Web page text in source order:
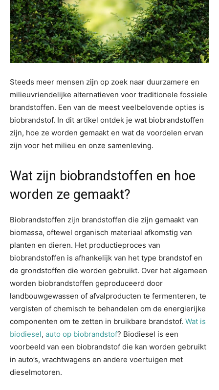
Steeds meer mensen zijn op zoek naar duurzamere en
milieuvriendelijke alternatieven voor traditionele fossiele
brandstoffen. Een van de meest veelbelovende opties is
biobrandstof. In dit artikel ontdek je wat biobrandstoffen
zijn, hoe ze worden gemaakt en wat de voordelen ervan
zijn voor het milieu en onze samenleving.
Wat zijn biobrandstoffen en hoe
worden ze gemaakt?
Biobrandstoffen zijn brandstoffen die zijn gemaakt van
biomassa, oftewel organisch materiaal afkomstig van
planten en dieren. Het productieproces van
biobrandstoffen is afhankelijk van het type brandstof en
de grondstoffen die worden gebruikt. Over het algemeen
worden biobrandstoffen geproduceerd door
landbouwgewassen of afvalproducten te fermenteren, te
vergisten of chemisch te behandelen om de energierijke
componenten om te zetten in bruikbare brandstof. Wat is
biodiesel, auto op biobrandstof? Biodiesel is een
voorbeeld van een biobrandstof die kan worden gebruikt
in auto’s, vrachtwagens en andere voertuigen met
dieselmotoren.